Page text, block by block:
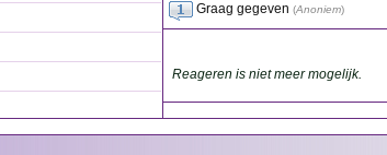
Graag gegeven (Anoniem)
Reageren is niet meer mogelijk.